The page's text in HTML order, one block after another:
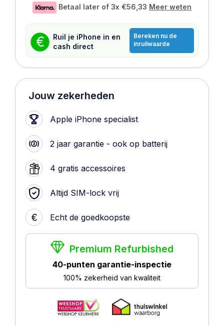
Betaal later of 3x €56,33 Meer weten
€
Ruil je iPhone in en
cash direct
Bereken nu de
inruilwaarde
Jouw zekerheden
Apple iPhone specialist
2 jaar garantie - ook op batterij
4 gratis accessoires
Altijd SIM-lock vrij
€ Echt de goedkoopste
Premium Refurbished
40-punten garantie-inspectie
100% zekerheid van kwaliteit